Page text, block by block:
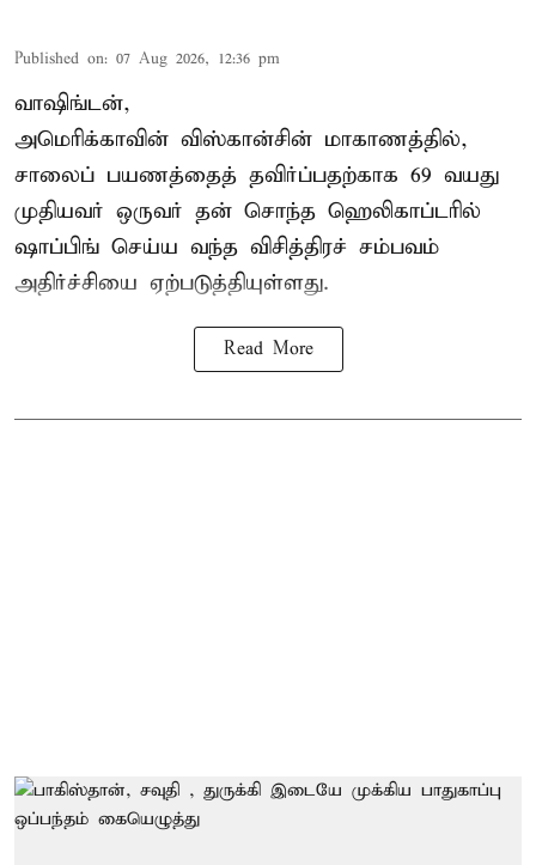
Published on: 07 Aug 2026, 12:36 pm
வாஷிங்டன்,
அமெரிக்காவின் விஸ்கான்சின் மாகாணத்தில்,
சாலைப் பயணத்தைத் தவிர்ப்பதற்காக 69 வயது
முதியவர் ஒருவர் தன் சொந்த ஹெலிகாப்டரில்
ஷாப்பிங் செய்ய வந்த விசித்திரச் சம்பவம்
அதிர்ச்சியை ஏற்படுத்தியுள்ளது.
Read More